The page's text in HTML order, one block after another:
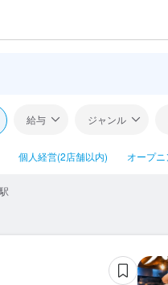
給与 ジャンル
個人経営(2店舗以内) オープ